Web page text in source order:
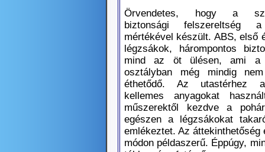
Örvendetes, hogy a
biztonsági felszereltség
mértékével készült. ABS, első
légzsákok, hárompontos
mind az öt ülésen, ami a
osztályban még mindig
éthetődő. Az utastérhez
kellemes anyagokat
műszerektől kezdve a
egészen a légzsákokat
emlékeztet. Az
módon példaszerű. Éppúgy,